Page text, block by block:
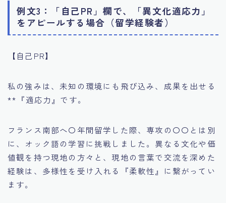
例文3：「自己PR」欄で、「異文化適応力」
をアピールする場合（留学経験者）
【自己PR】
私の強みは、未知の環境にも飛び込み、成果を出せる
**『適応力』です。
フランス南部へ〇年間留学した際、専攻の〇〇とは別
に、オック語の学習に挑戦しました。異なる文化や価
値観を持つ現地の方々と、現地の言葉で交流を深めた
経験は、多様性を受け入れる『柔軟性』に繋がってい
ます。